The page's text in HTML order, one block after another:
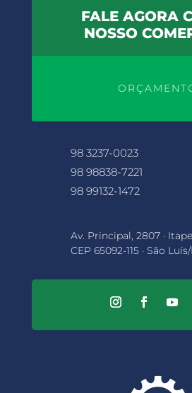
FALE AGORA
NOSSO
98 3237-0023
98 98838-7221
98 99132-1472
Av. Principal, 2807 ·
CEP 65092-115 · São